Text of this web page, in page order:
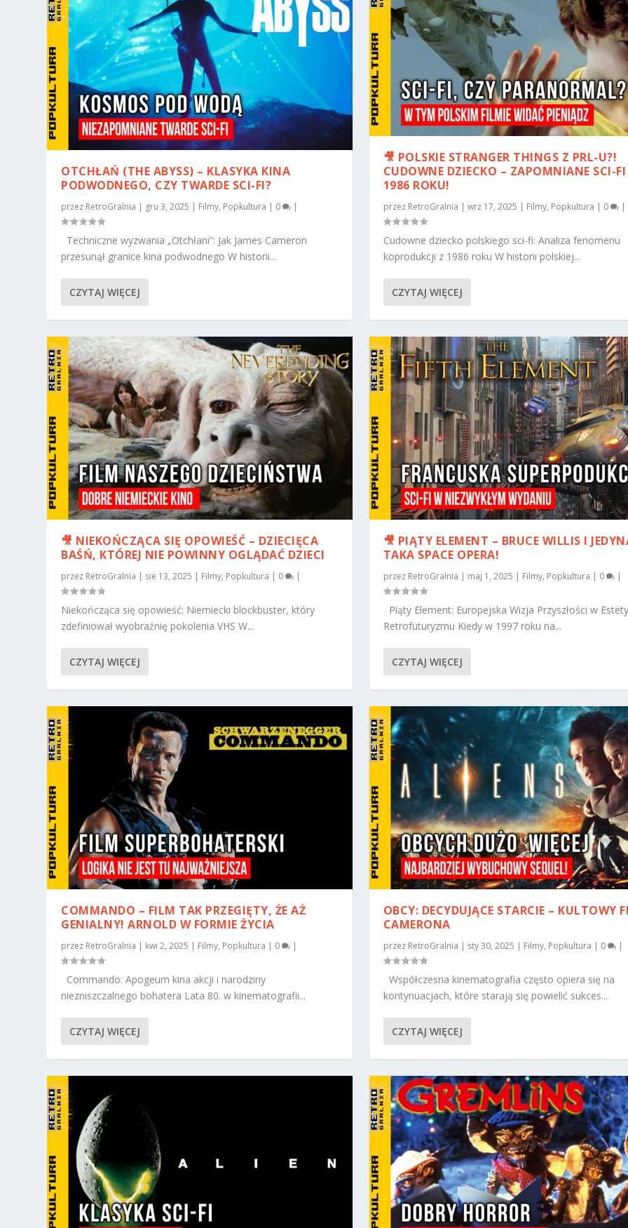
OTCHŁAŃ (THE ABYSS) – KLASYKA KINA
PODWODNEGO, CZY TWARDE SCI-FI?
przez RetroGralnia | gru 3, 2025 | Filmy, Popkultura | 0 |
Techniczne wyzwania „Otchłani”: Jak James Cameron
przesunął granice kina podwodnego W historii...
CZYTAJ WIĘCEJ
🎥 NIEKOŃCZĄCA SIĘ OPOWIEŚĆ – DZIECIĘCA
BAŚŃ, KTÓREJ NIE POWINNY OGLĄDAĆ DZIECI
przez RetroGralnia | sie 13, 2025 | Filmy, Popkultura | 0 |
Niekończąca się opowieść: Niemiecki blockbuster, który
zdefiniował wyobraźnię pokolenia VHS W...
CZYTAJ WIĘCEJ
COMMANDO – FILM TAK PRZEGIĘTY, ŻE AŻ
GENIALNY! ARNOLD W FORMIE ŻYCIA
przez RetroGralnia | kwi 2, 2025 | Filmy, Popkultura | 0 |
Commando: Apogeum kina akcji i narodziny
niezniszczalnego bohatera Lata 80. w kinematografii...
CZYTAJ WIĘCEJ
🎥 POLSKIE STRANGER THINGS Z PRL-U?!
CUDOWNE DZIECKO – ZAPOMNIANE SCI-
1986 ROKU!
przez RetroGralnia | wrz 17, 2025 | Filmy, Popkultura | 0 |
Cudowne dziecko polskiego sci-fi: Analiza fenomenu
koprodukcji z 1986 roku W historii polskiej...
CZYTAJ WIĘCEJ
🎥 PIĄTY ELEMENT – BRUCE WILLIS I
TAKA SPACE OPERA!
przez RetroGralnia | maj 1, 2025 | Filmy, Popkultura | 0 |
Piąty Element: Europejska Wizja Przyszłości w
Retrofuturyzmu Kiedy w 1997 roku na...
CZYTAJ WIĘCEJ
OBCY: DECYDUJĄCE STARCIE – KULTOWY
CAMERONA
przez RetroGralnia | sty 30, 2025 | Filmy, Popkultura | 0 |
Współczesna kinematografia często opiera się na
kontynuacjach, które starają się powielić sukces...
CZYTAJ WIĘCEJ